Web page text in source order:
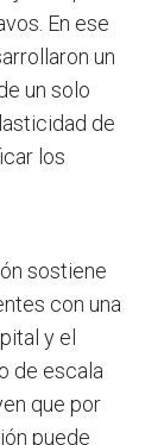
En ese
un
un solo
de
los
sostiene
con una
y el
de escala
que por
puede